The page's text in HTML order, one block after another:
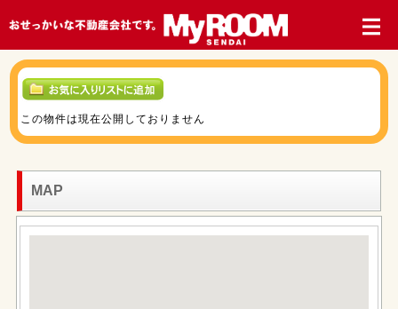
この物件は現在公開しておりません
MAP